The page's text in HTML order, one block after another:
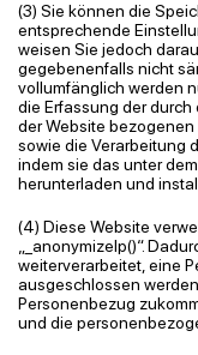
(3) Sie können die
entsprechende
weisen Sie jedoch
gegebenenfalls nicht
vollumfänglich werden
die Erfassung der
der Website bezogenen
sowie die Verarbeitung
indem sie das unter
herunterladen und
(4) Diese Website
anonymizeIp()“.
weiterverarbeitet, eine
ausgeschlossen
Personenbezug
und die